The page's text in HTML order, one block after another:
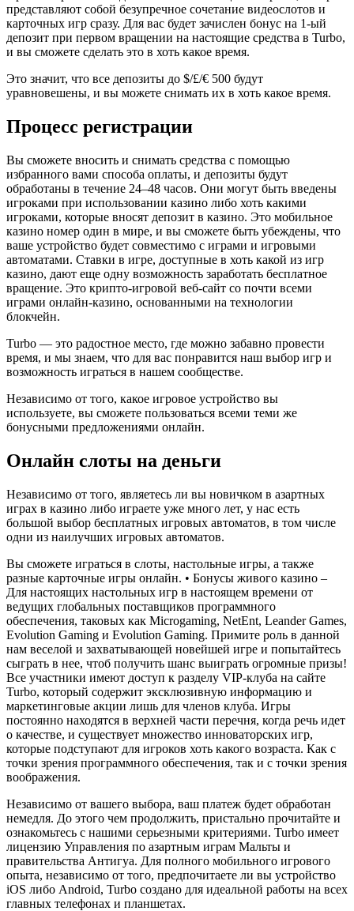
представляют собой безупречное сочетание видеослотов и
карточных игр сразу. Для вас будет зачислен бонус на 1-ый
депозит при первом вращении на настоящие средства в Turbo,
и вы сможете сделать это в хоть какое время.
Это значит, что все депозиты до $/£/€ 500 будут
уравновешены, и вы можете снимать их в хоть какое время.
Процесс регистрации
Вы сможете вносить и снимать средства с помощью
избранного вами способа оплаты, и депозиты будут
обработаны в течение 24–48 часов. Они могут быть введены
игроками при использовании казино либо хоть какими
игроками, которые вносят депозит в казино. Это мобильное
казино номер один в мире, и вы сможете быть убеждены, что
ваше устройство будет совместимо с играми и игровыми
автоматами. Ставки в игре, доступные в хоть какой из игр
казино, дают еще одну возможность заработать бесплатное
вращение. Это крипто-игровой веб-сайт со почти всеми
играми онлайн-казино, основанными на технологии
блокчейн.
Turbo — это радостное место, где можно забавно провести
время, и мы знаем, что для вас понравится наш выбор игр и
возможность играться в нашем сообществе.
Независимо от того, какое игровое устройство вы
используете, вы сможете пользоваться всеми теми же
бонусными предложениями онлайн.
Онлайн слоты на деньги
Независимо от того, являетесь ли вы новичком в азартных
играх в казино либо играете уже много лет, у нас есть
большой выбор бесплатных игровых автоматов, в том числе
одни из наилучших игровых автоматов.
Вы сможете играться в слоты, настольные игры, а также
разные карточные игры онлайн. • Бонусы живого казино –
Для настоящих настольных игр в настоящем времени от
ведущих глобальных поставщиков программного
обеспечения, таковых как Microgaming, NetEnt, Leander Games,
Evolution Gaming и Evolution Gaming. Примите роль в данной
нам веселой и захватывающей новейшей игре и попытайтесь
сыграть в нее, чтоб получить шанс выиграть огромные призы!
Все участники имеют доступ к разделу VIP-клуба на сайте
Turbo, который содержит эксклюзивную информацию и
маркетинговые акции лишь для членов клуба. Игры
постоянно находятся в верхней части перечня, когда речь идет
о качестве, и существует множество инноваторских игр,
которые подступают для игроков хоть какого возраста. Как с
точки зрения программного обеспечения, так и с точки зрения
воображения.
Независимо от вашего выбора, ваш платеж будет обработан
немедля. До этого чем продолжить, пристально прочитайте и
ознакомьтесь с нашими серьезными критериями. Turbo имеет
лицензию Управления по азартным играм Мальты и
правительства Антигуа. Для полного мобильного игрового
опыта, независимо от того, предпочитаете ли вы устройство
iOS либо Android, Turbo создано для идеальной работы на всех
главных телефонах и планшетах.